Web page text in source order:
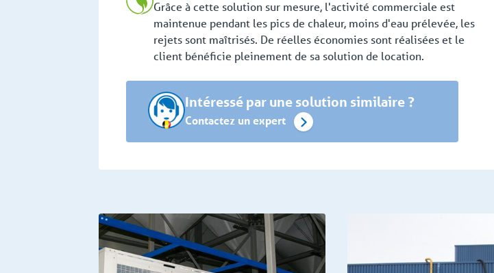
Grâce à cette solution sur mesure, l'activité commerciale est
maintenue pendant les pics de chaleur, moins d'eau prélevée, les
rejets sont maîtrisés. De réelles économies sont réalisées et le
client bénéficie pleinement de sa solution de location.
Intéressé par une solution similaire ?
Contactez un expert
Industrie d'électronique et technologies de pointe